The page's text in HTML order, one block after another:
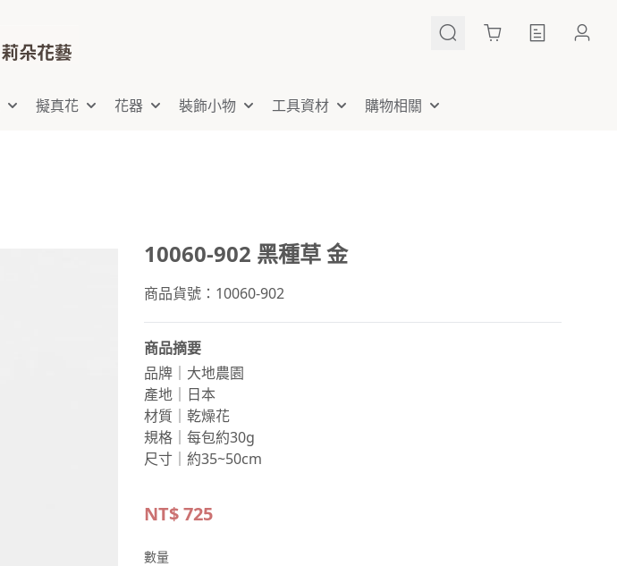
Cart
擬真花 花器 裝飾小物 工具資材 購物相關
10060-902 黑種草 金
商品貨號：10060-902
商品摘要
品牌｜大地農園
產地｜日本
材質｜乾燥花
規格｜每包約30g
尺寸｜約35~50cm
NT$725
數量